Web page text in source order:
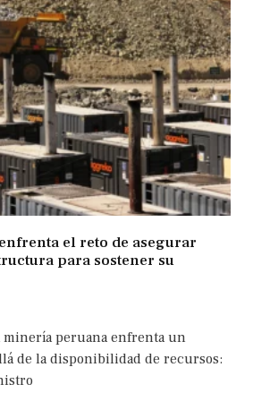
el reto de asegurar
para sostener su
peruana enfrenta un
de la disponibilidad de recursos: